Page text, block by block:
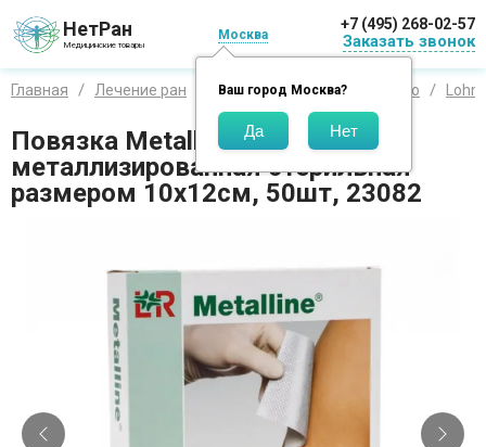
НетРан
Медицинские товары
Москва
Ваш город Москва?
+7 (495) 268-02-57
Заказать звонок
Главная Лечение ран Средства по производителю
Повязка Metalline (Металлине)
металлизированная стерильная
размером 10х12см, 50шт, 23082